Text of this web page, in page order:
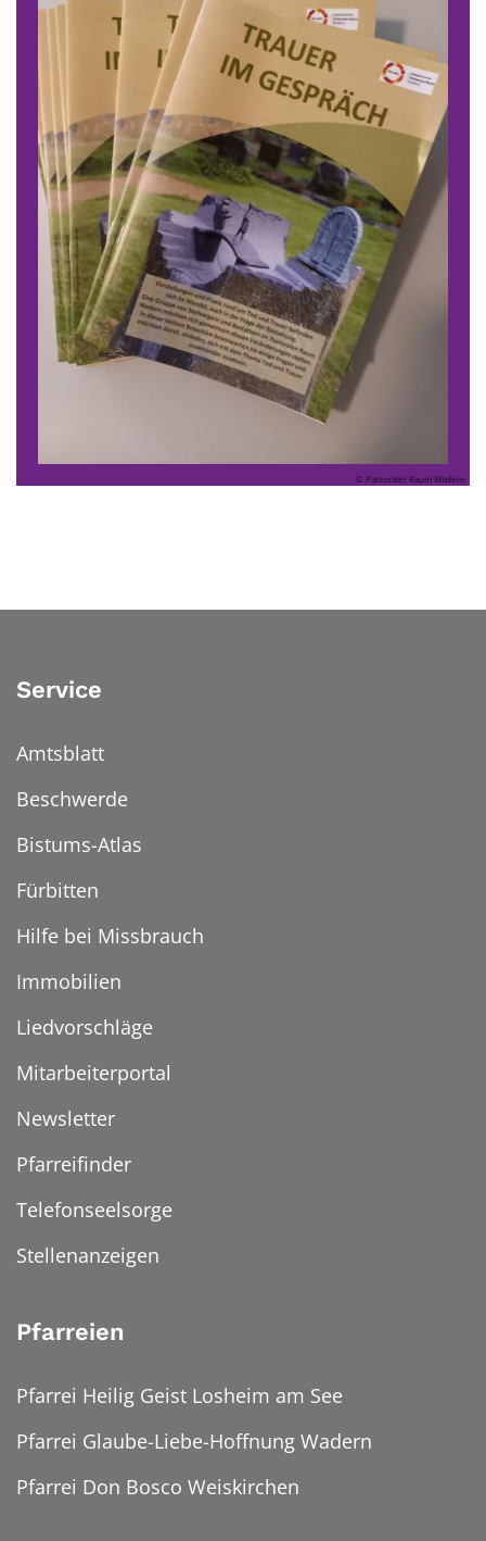
© Pastoraler Raum Wadern
Service
Amtsblatt
Beschwerde
Bistums-Atlas
Fürbitten
Hilfe bei Missbrauch
Immobilien
Liedvorschläge
Mitarbeiterportal
Newsletter
Pfarreifinder
Telefonseelsorge
Stellenanzeigen
Pfarreien
Pfarrei Heilig Geist Losheim am See
Pfarrei Glaube-Liebe-Hoffnung Wadern
Pfarrei Don Bosco Weiskirchen